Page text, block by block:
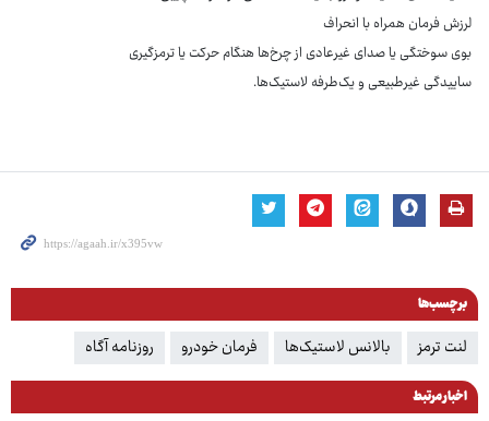
لرزش فرمان همراه با انحراف
بوی سوختگی یا صدای غیرعادی از چرخ‌ها هنگام حرکت یا ترمزگیری
ساییدگی غیرطبیعی و یک‌طرفه لاستیک‌ها.
برچسب‌ها
لنت ترمز بالانس لاستیک‌ها فرمان خودرو روزنامه آگاه
اخبار مرتبط